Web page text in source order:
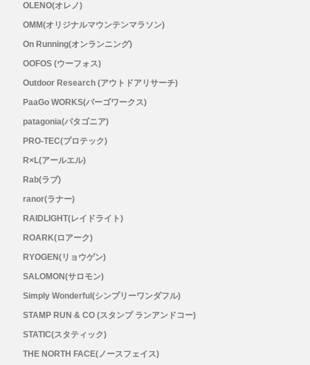
OLENO(オレノ)
OMM(オリジナルマウンテンマラソン)
On Running(オンランニング)
OOFOS (ウーフォス)
Outdoor Research (アウトドアリサーチ)
PaaGo WORKS(パーゴワークス)
patagonia(パタゴニア)
PRO-TEC(プロテック)
R×L(アールエル)
Rab(ラブ)
ranor(ラナー)
RAIDLIGHT(レイドライト)
ROARK(ロアーク)
RYOGEN(リョウゲン)
SALOMON(サロモン)
Simply Wonderful(シンプリーワンダフル)
STAMP RUN & CO (スタンプ ランアンドコー)
STATIC(スタティック)
THE NORTH FACE(ノースフェイス)